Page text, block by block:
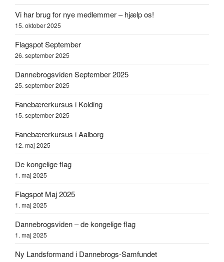
Vi har brug for nye medlemmer – hjælp os!
15. oktober 2025
Flagspot September
26. september 2025
Dannebrogsviden September 2025
25. september 2025
Fanebærerkursus i Kolding
15. september 2025
Fanebærerkursus i Aalborg
12. maj 2025
De kongelige flag
1. maj 2025
Flagspot Maj 2025
1. maj 2025
Dannebrogsviden – de kongelige flag
1. maj 2025
Ny Landsformand i Dannebrogs-Samfundet